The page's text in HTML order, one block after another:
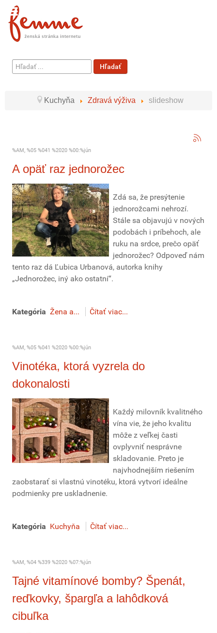
Hľadať
...
Hľadať
Kuchyňa Zdravá výživa slideshow
%AM, %05 %041 %2020 %00:%jún
A opäť raz jednorožec
Zdá sa, že presýtenie
jednorožcami nehrozí.
Stále sa objavujú v nových
podobách i príbehoch, ale
ruku na srdce, prečo opäť
jednorožec? Odpoveď nám
tento raz dá Ľubica Urbanová, autorka knihy
„Jednorožec, iný ako ostatní“.
Kategória Žena a... Čítať viac...
%AM, %05 %041 %2020 %00:%jún
Vinotéka, ktorá vyzrela do
dokonalosti
Každý milovník kvalitného
vína vie, že jeho kvalitu
môže z veľkej časti
ovplyvniť nesprávne
skladovanie. Preto je
najvhodnejším riešením
zaobstarať si vlastnú vinotéku, ktorá vytvorí ideálne
podmienky pre uskladnenie.
Kategória Kuchyňa Čítať viac...
%AM, %04 %339 %2020 %07:%jún
Tajné vitamínové bomby? Špenát,
reďkovky, špargľa a lahôdková
cibuľka